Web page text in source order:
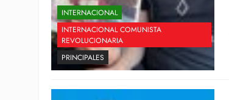
INTERNACIONAL
INTERNACIONAL COMUNISTA
REVOLUCIONARIA
PRINCIPALES